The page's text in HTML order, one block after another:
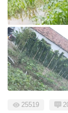
25519